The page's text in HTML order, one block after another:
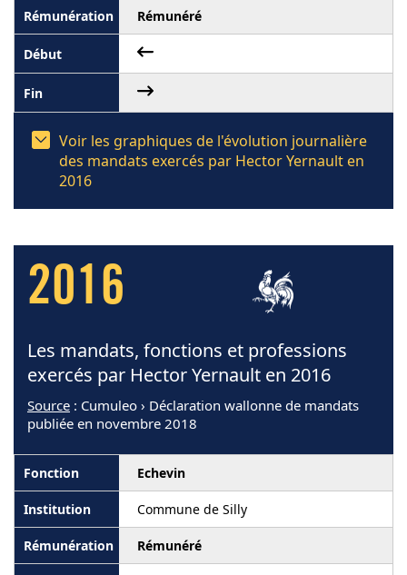
Rémunéré
Voir les graphiques de l'évolution journalière
des mandats exercés par Hector Yernault en
2016
2016
Les mandats, fonctions et professions
exercés par Hector Yernault en 2016
Source : Cumuleo › Déclaration wallonne de mandats
publiée en novembre 2018
Echevin
Commune de Silly
Rémunéré